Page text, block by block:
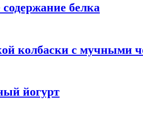
белка
колбаски с мучными
йогурт